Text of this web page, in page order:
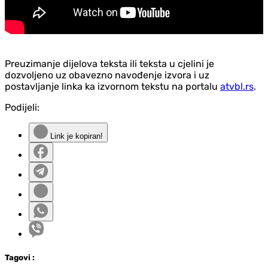
Preuzimanje dijelova teksta ili teksta u cjelini je
dozvoljeno uz obavezno navođenje izvora i uz
postavljanje linka ka izvornom tekstu na portalu atvbl.rs.
Podijeli:
Link je kopiran!
Tagovi :